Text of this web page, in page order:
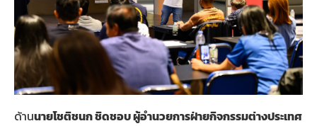
ด้านนายโชติชนก ชิดชอบ ผู้อำนวยการฝ่ายกิจกรรมต่างประเทศ